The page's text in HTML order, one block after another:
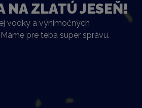
NA ZLATÚ JESEŇ!
vodky a výnimočných
pre teba super správu.